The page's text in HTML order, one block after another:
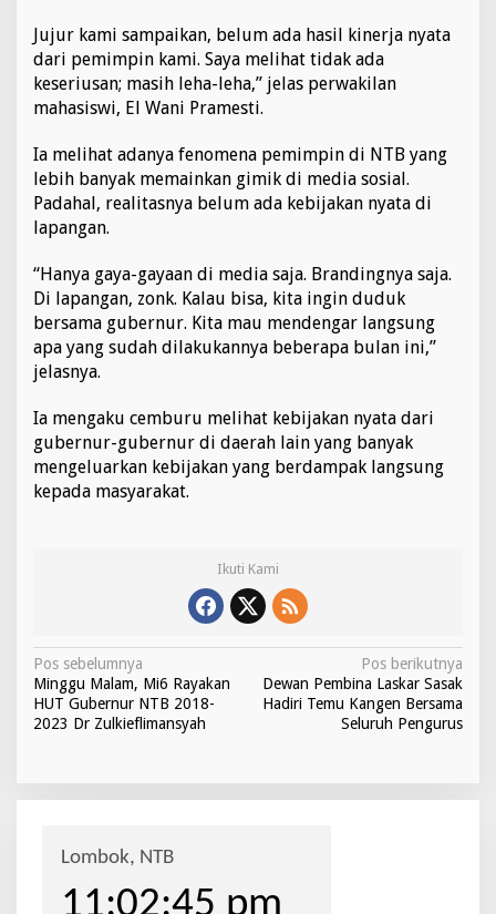
Jujur kami sampaikan, belum ada hasil kinerja nyata
dari pemimpin kami. Saya melihat tidak ada
keseriusan; masih leha-leha,” jelas perwakilan
mahasiswi, El Wani Pramesti.
Ia melihat adanya fenomena pemimpin di NTB yang
lebih banyak memainkan gimik di media sosial.
Padahal, realitasnya belum ada kebijakan nyata di
lapangan.
“Hanya gaya-gayaan di media saja. Brandingnya saja.
Di lapangan, zonk. Kalau bisa, kita ingin duduk
bersama gubernur. Kita mau mendengar langsung
apa yang sudah dilakukannya beberapa bulan ini,”
jelasnya.
Ia mengaku cemburu melihat kebijakan nyata dari
gubernur-gubernur di daerah lain yang banyak
mengeluarkan kebijakan yang berdampak langsung
kepada masyarakat.
Ikuti Kami
N
a
v
g
Pos sebelumnya
Minggu Malam, Mi6 Rayakan
HUT Gubernur NTB 2018-
2023 Dr Zulkieflimansyah
Pos berikutnya
Dewan Pembina Laskar Sasak
Hadiri Temu Kangen Bersama
Seluruh Pengurus